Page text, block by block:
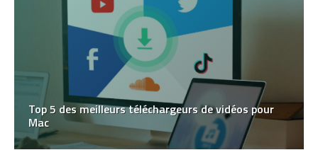
Top 5 des meilleurs téléchargeurs de vidéos pour
Mac